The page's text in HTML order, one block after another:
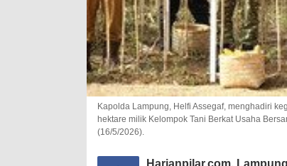
Kapolda Lampung, Helfi Assegaf, menghadiri
hektare milik Kelompok Tani Berkat Usaha
(16/5/2026).
Harianpilar.com,